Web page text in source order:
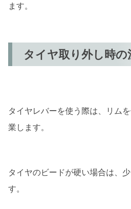
ます。
タイヤ取り外し時の
タイヤレバーを使う際は、リム
業します。
タイヤのビードが硬い場合は、
す。